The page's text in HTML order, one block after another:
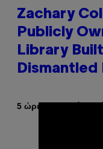
Zachary
Publicly
Library
Dismantled
5 ώρες πριν Κείμενο